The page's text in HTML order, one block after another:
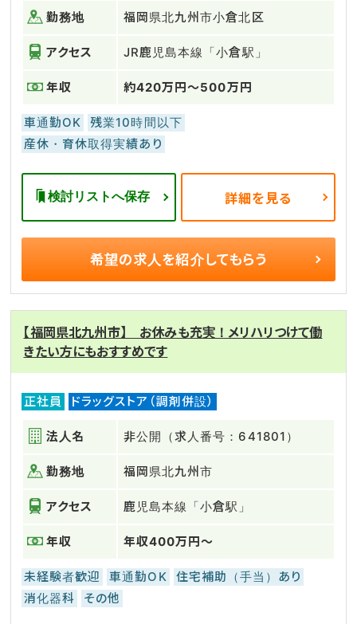
勤務地 福岡県北九州市小倉北区
アクセス JR鹿児島本線「小倉駅」
年収 約420万円～500万円
車通勤OK
残業10時間以下
産休・育休取得実績あり
検討リストへ保存 詳細を見る
希望の求人を紹介してもらう
【福岡県北九州市】 お休みも充実！メリハリつけて働
きたい方にもおすすめです
正社員 ドラッグストア（調剤併設）
法人名 非公開（求人番号：641801）
勤務地 福岡県北九州市
アクセス 鹿児島本線「小倉駅」
年収 年収400万円～
未経験者歓迎 車通勤OK
住宅補助（手当）あり
消化器科
その他